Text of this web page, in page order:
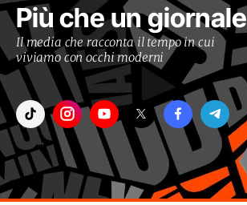
Più che un giornale
Il media che racconta il tempo in cui
viviamo con occhi moderni